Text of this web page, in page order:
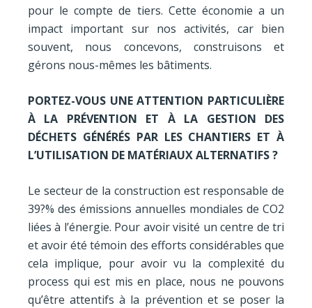
pour le compte de tiers. Cette économie a un
impact important sur nos activités, car bien
souvent, nous concevons, construisons et
gérons nous-mêmes les bâtiments.
PORTEZ-VOUS UNE ATTENTION PARTICULIÈRE
À LA PRÉVENTION ET À LA GESTION DES
DÉCHETS GÉNÉRÉS PAR LES CHANTIERS ET À
L’UTILISATION DE MATÉRIAUX ALTERNATIFS ?
Le secteur de la construction est responsable de
39?% des émissions annuelles mondiales de CO2
liées à l’énergie. Pour avoir visité un centre de tri
et avoir été témoin des efforts considérables que
cela implique, pour avoir vu la complexité du
process qui est mis en place, nous ne pouvons
qu’être attentifs à la prévention et se poser la